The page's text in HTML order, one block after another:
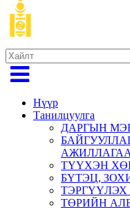
Нүүр
Танилцуулга
ДАРГЫН
ТҮҮХЭН
БҮТЭЦ,
ТЭРГҮҮЛЭХ
ТӨРИЙН